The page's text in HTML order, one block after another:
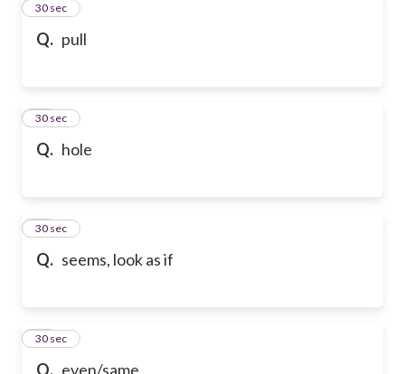
Q. pull
17
30 sec
Q. hole
18
30 sec
Q. seems, look as if
19
30 sec
Q. even/same
20
30 sec